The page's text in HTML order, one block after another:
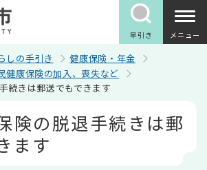
早引き メニュー
しの手引き
健康保険・年金
健康保険の加入、喪失など
続きは郵送でもできます
険の脱退手続きは郵
ます